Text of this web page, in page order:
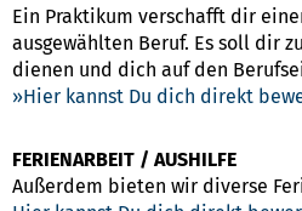
Ein Praktikum verschafft dir
ausgewählten Beruf. Es soll dir
dienen und dich auf den
Hier kannst Du dich direkt
FERIENARBEIT / AUSHILFE
Außerdem bieten wir diverse